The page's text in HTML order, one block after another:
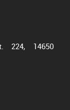
224, 14650